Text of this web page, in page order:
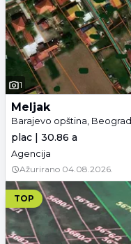
1
Meljak
Barajevo opština, Beograd
plac | 30.86 a
Agencija
Ažurirano 04.08.2026.
TOP